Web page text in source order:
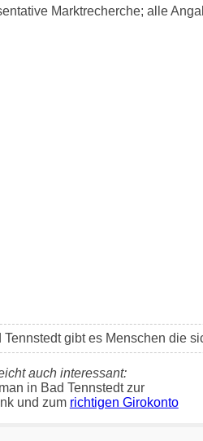
Marktrecherche; alle
Tennstedt gibt es Menschen die
auch interessant:
in Bad Tennstedt zur
und zum richtigen Girokonto